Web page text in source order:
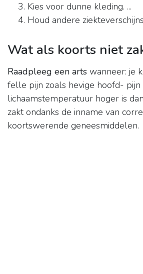
Kies voor dunne kleding. ...
Houd andere
Wat als koorts niet
Raadpleeg een arts wanneer: je
felle pijn zoals hevige hoofd- pijn
lichaamstemperatuur hoger is
zakt ondanks de inname van
koortswerende geneesmiddelen.